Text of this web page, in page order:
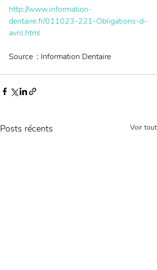
http://www.information-
dentaire.fr/011023-221-Obligations-d-
avril.html
Source  : Information Dentaire
Posts récents Voir tout